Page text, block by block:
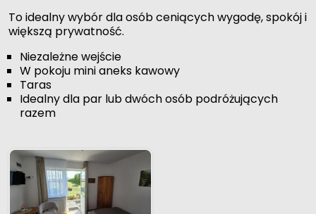
To idealny wybór dla osób ceniących wygodę, spokój i
większą prywatność.
Niezależne wejście
W pokoju mini aneks kawowy
Taras
Idealny dla par lub dwóch osób podróżujących
razem